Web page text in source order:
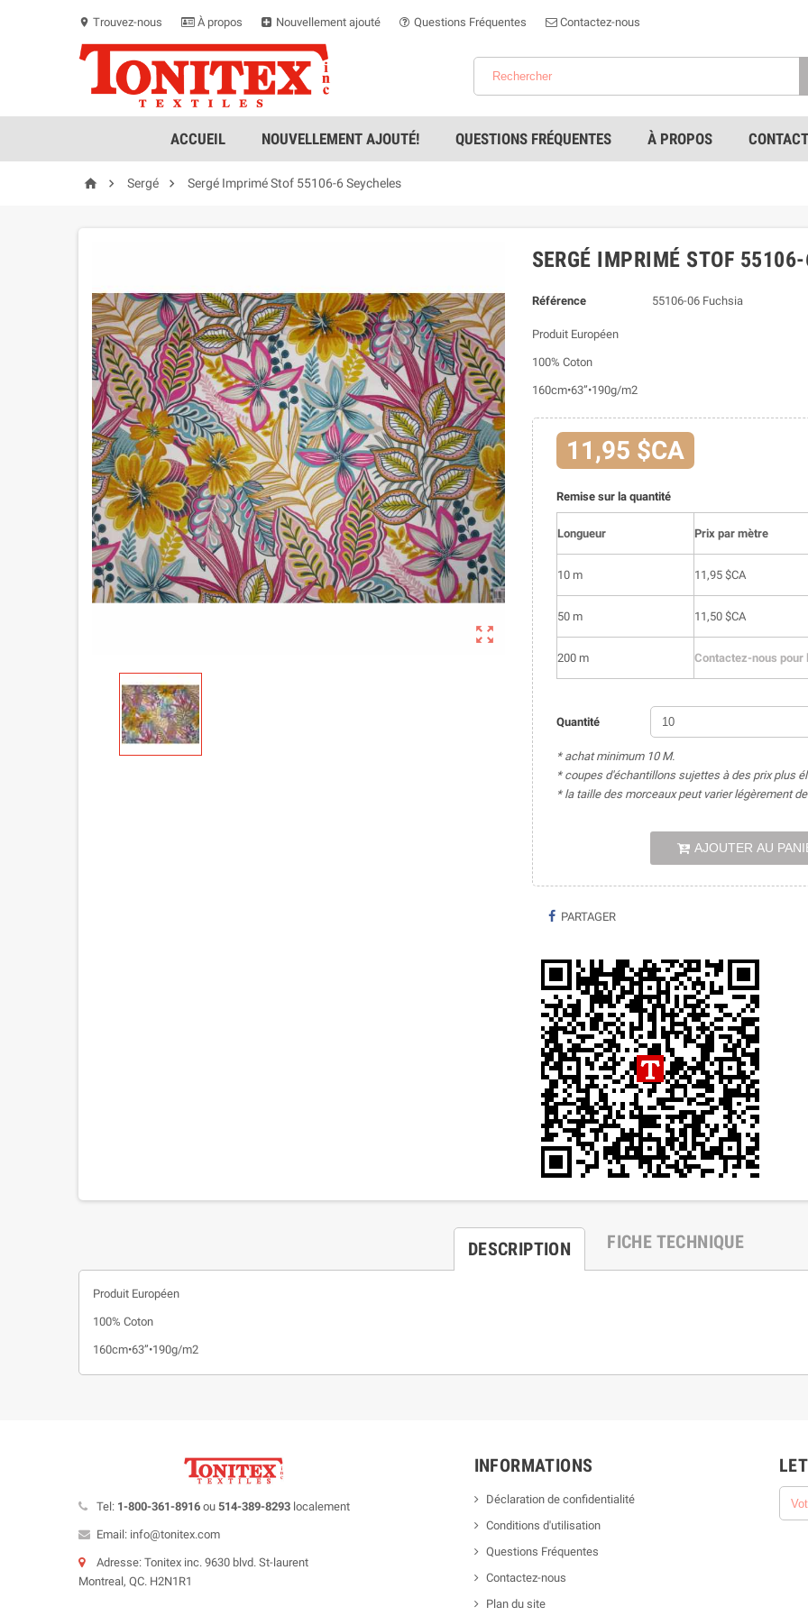
location_on Trouvez-nous À propos Nouvellement ajouté Questions Fréquentes Contactez-nous
ACCUEIL NOUVELLEMENT AJOUTÉ! QUESTIONS FRÉQUENTES À PROPOS
  Sergé  Sergé Imprimé Stof 55106-6 Seycheles

SERGÉ IMPRIMÉ STOF
Référence 55106-06 Fuchsia
Produit Européen
100% Coton
160cm•63”•190g/m2
11,95 $CA
Remise sur la quantité
Longueur Prix par mètre
10 m 11,95 $CA
50 m 11,50 $CA
200 m Contactez-nous pour
Quantité
* achat minimum 10 M.
* coupes d'échantillons sujettes à des prix plus
* la taille des morceaux peut varier légèrement
AJOUTER AU
PARTAGER
DESCRIPTION FICHE TECHNIQUE
Produit Européen
100% Coton
160cm•63”•190g/m2
Tel: 1-800-361-8916 ou 514-389-8293 localement
Email: info@tonitex.com
Adresse: Tonitex inc. 9630 blvd. St-laurent
Montreal, QC. H2N1R1
INFORMATIONS
Déclaration de confidentialité
Conditions d'utilisation
Questions Fréquentes
Contactez-nous
Plan du site